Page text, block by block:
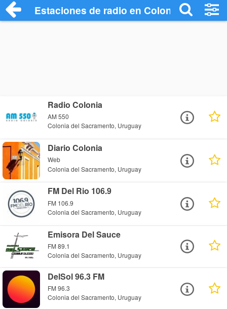
Estaciones de radio en Colonia del
Radio Colonia
AM 550
Colonia del Sacramento, Uruguay
Diario Colonia
Web
Colonia del Sacramento, Uruguay
FM Del Rio 106.9
FM 106.9
Colonia del Sacramento, Uruguay
Emisora Del Sauce
FM 89.1
Colonia del Sacramento, Uruguay
DelSol 96.3 FM
FM 96.3
Colonia del Sacramento, Uruguay